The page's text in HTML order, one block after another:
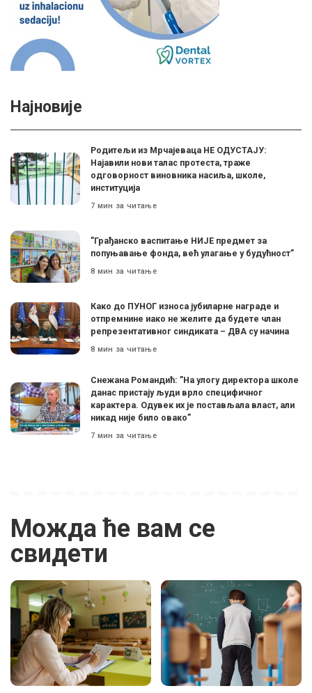
Најновије
Родитељи из Мрчајеваца НЕ ОДУСТАЈУ:
Најавили нови талас протеста, траже
одговорност виновника насиља, школе,
институција
7 мин за читање
”Грађанско васпитање НИЈЕ предмет за
попуњавање фонда, већ улагање у будућност”
8 мин за читање
Како до ПУНОГ износа јубиларне награде и
отпремнине иако не желите да будете члан
репрезентативног синдиката – ДВА су начина
8 мин за читање
Снежана Романдић: ”На улогу директора школе
данас пристају људи врло специфичног
карактера. Одувек их је постављала власт, али
никад није било овако”
7 мин за читање
Можда ће вам се
свидети